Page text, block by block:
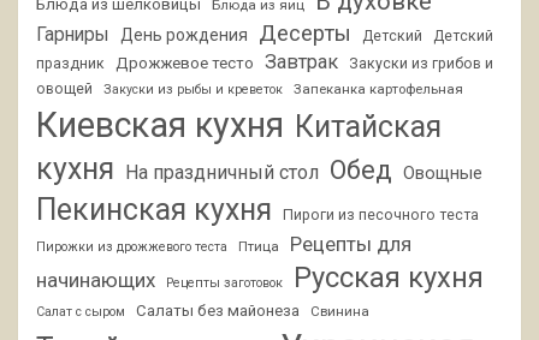
Блюда из шелковицы Блюда из яиц
Гарниры День рождения Десерты Детский
Детский
праздник
Дрожжевое тесто Завтрак
Закуски из грибов и
овощей
Закуски из рыбы и креветок Запеканка картофельная
Киевская кухня Китайская
кухня На праздничный стол Обед Овощные
Пекинская кухня Пироги из песочного теста
Пирожки из дрожжевого теста Птица
Рецепты для
начинающих
Рецепты заготовок Русская кухня
Салат с сыром Салаты без майонеза Свинина